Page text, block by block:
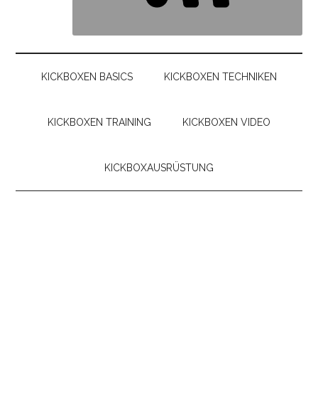
KICKBOXEN BASICS KICKBOXEN TECHNIKEN
KICKBOXEN TRAINING KICKBOXEN VIDEO
KICKBOXAUSRÜSTUNG